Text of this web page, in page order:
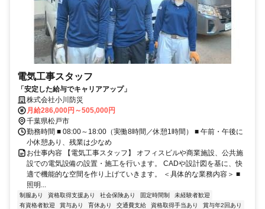
電気工事スタッフ
「安定した給与でキャリアアップ」
株式会社小川防災
月給286,000円～505,000円
千葉県松戸市
勤務時間 ■ 08:00～18:00（実働8時間／休憩1時間） ■ 午前・午後に
小休憩あり、残業は少なめ
お仕事内容 【電気工事スタッフ】 オフィスビルや商業施設、公共施
設での電気設備の設置・施工を行います。 CADや設計図を基に、快
適で機能的な空間を作り上げていきます。 ＜具体的な業務内容＞ ■
照明...
制服あり 資格取得支援あり 社会保険あり 固定時間制
未経験者歓迎
有資格者歓迎
賞与あり 育休あり 交通費支給 資格取得手当あり 賞与年2回あり